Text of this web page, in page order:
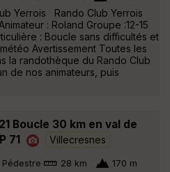
Yerrois Rando Club Yerrois
: Roland Groupe :12-15
: Boucle sans difficultés et
Avertissement Toutes les
la randothèque du Rando Club
de nos animateurs, puis
Boucle 30 km en val de
71
Villecresnes
Pédestre 28 km 170 m